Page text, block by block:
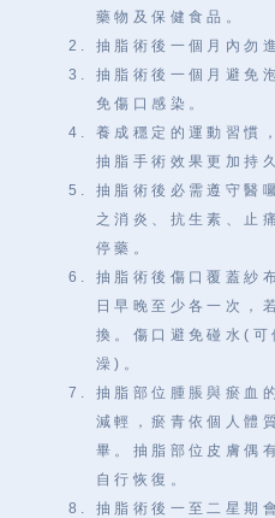
藥物及保健食品。
抽脂術後一個月內勿
抽脂術後一個月避免
免傷口感染。
養成穩定的運動習慣
抽脂手術效果更加持
抽脂術後必需遵守醫
之消炎、抗生素、止
停藥。
抽脂術後傷口覆蓋紗
日早晚至少各一次，
換。傷口避免碰水(可
澡)。
抽脂部位腫脹與瘀血
減輕，瘀青依個人體
畢。抽脂部位皮膚偶
自行恢復。
抽脂術後一至二星期